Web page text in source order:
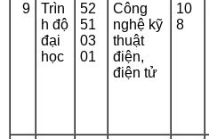
9
Trìn
h độ
đại
học
52
51
03
01
Công
nghệ kỹ
thuật
điện,
điện tử
10
8